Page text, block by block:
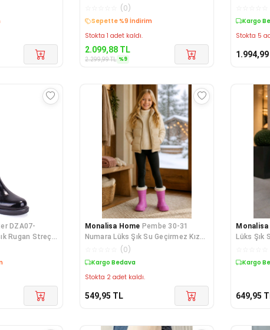
Erkek Spor Aya
(0)
Kargo Bedava
Stokta 1 adet kaldı.
2.099,88 TL
2.299,99TL %9
Kargo
Stokta 5
1.994,99
DZA07-
Rugan Streçli
Monalisa Home Pembe 30-31
Numara Lüks Şık Su Geçirmez Kız
Çocuk Çizmesi
(0)
Kargo Bedava
Stokta 2 adet kaldı.
549,95 TL
Monalisa
Lüks Şık
Kargo
649,95